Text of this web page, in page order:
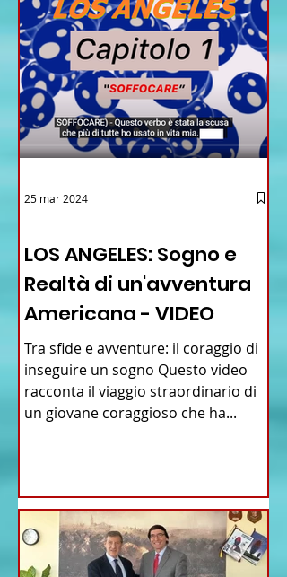
LOS ANGELES: Sogno e
Realtà di un'avventura
Americana - VIDEO
Tra sfide e avventure: il coraggio di
inseguire un sogno Questo video
racconta il viaggio straordinario di
un giovane coraggioso che ha...
25 mar 2024